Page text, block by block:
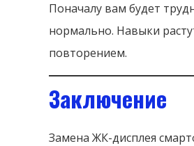
Поначалу вам будет
нормально. Навыки
повторением.
Заключение
Замена ЖК-дисплея